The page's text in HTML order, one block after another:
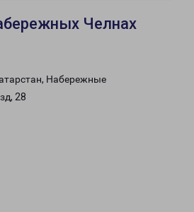
Челнах
Набережные
28